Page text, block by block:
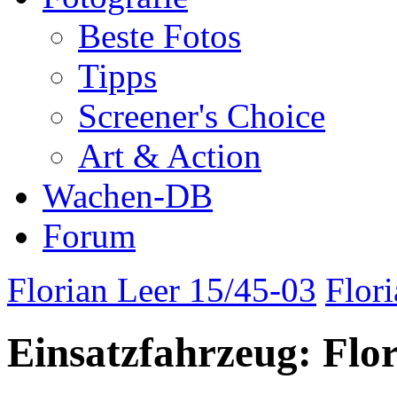
Beste Fotos
Tipps
Screener's Choice
Art & Action
Wachen-DB
Forum
Florian Leer 15/45-03
Einsatzfahrzeug: